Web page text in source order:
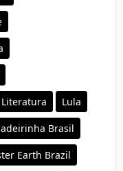
Literatura Lula
Brasil
Earth Brazil